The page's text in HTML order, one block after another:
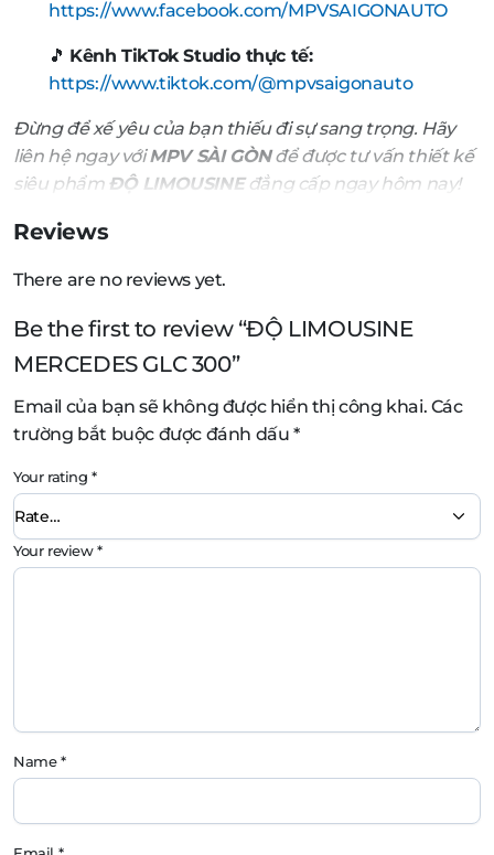
https://www.facebook.com/MPVSAIGONAUTO
🎵 Kênh TikTok Studio thực tế:
https://www.tiktok.com/@mpvsaigonauto
Đừng để xế yêu của bạn thiếu đi sự sang trọng. Hãy
liên hệ ngay vớiMPV SÀI GÒNđể được tư vấn thiết kế
siêu phẩm ĐỘ LIMOUSINEđẳng cấp ngay hôm nay!
Reviews
There are no reviews yet.
Be the first to review “ĐỘ LIMOUSINE
MERCEDES GLC 300”
Email của bạn sẽ không được hiển thị công khai. Các
trường bắt buộc được đánh dấu*
Your rating*
Your review*
Name*